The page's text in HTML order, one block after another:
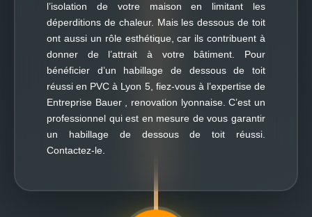
l’isolation de votre maison en limitant les
déperditions de chaleur. Mais les dessous de toit
ont aussi un rôle esthétique, car ils contribuent à
donner de l’attrait à votre bâtiment. Pour
bénéficier d’un habillage de dessous de toit
réussi en PVC à Lyon 5, fiez-vous à l’expertise de
Entreprise Bauer , renovation lyonnaise. C’est un
professionnel qui est en mesure de vous garantir
un habillage de dessous de toit réussi.
Contactez-le.